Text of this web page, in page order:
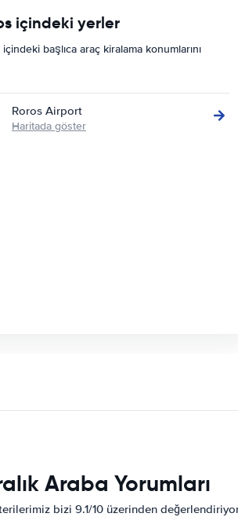
içindeki yerler
başlıca araç kiralama konumlarını
Roros Airport
Haritada göster
Araba Yorumları
bizi 9.1/10 üzerinden